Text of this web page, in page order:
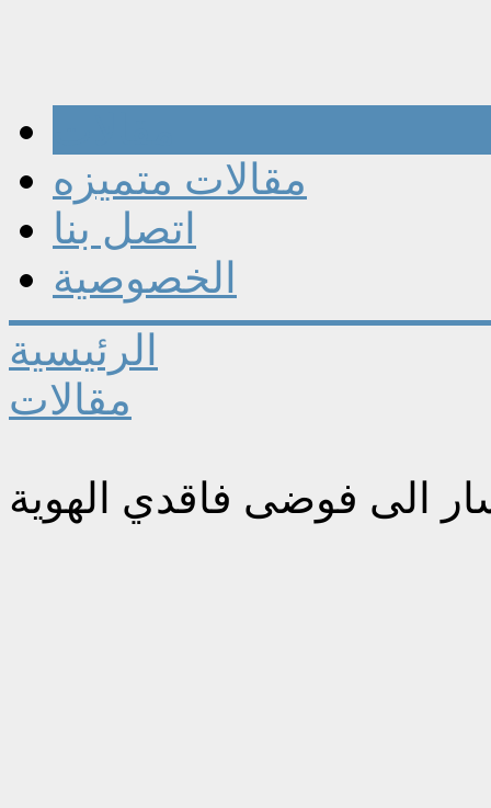
مقالات متميزه
اتصل بنا
الخصوصية
الرئيسية
مقالات